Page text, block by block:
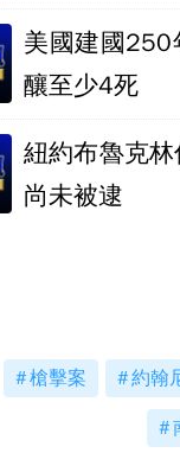
美國建國250
釀至少4死
紐約布魯克
尚未被逮
槍擊案 約翰